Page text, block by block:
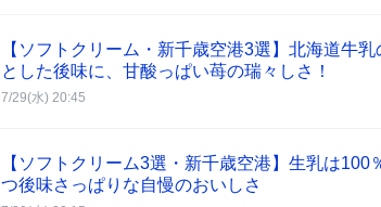
【ソフトクリーム・新千歳空港3選】北海道牛
とした後味に、甘酸っぱい苺の瑞々しさ！
7/29(水) 20:45
【ソフトクリーム3選・新千歳空港】生乳は
つ後味さっぱりな自慢のおいしさ